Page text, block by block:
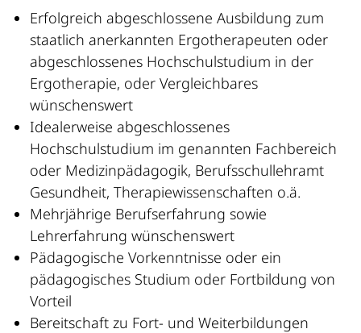
Erfolgreich abgeschlossene Ausbildung zum
staatlich anerkannten Ergotherapeuten oder
abgeschlossenes Hochschulstudium in der
Ergotherapie, oder Vergleichbares
wünschenswert
Idealerweise abgeschlossenes
Hochschulstudium im genannten Fachbereich
oder Medizinpädagogik, Berufsschullehramt
Gesundheit, Therapiewissenschaften o.ä.
Mehrjährige Berufserfahrung sowie
Lehrerfahrung wünschenswert
Pädagogische Vorkenntnisse oder ein
pädagogisches Studium oder Fortbildung von
Vorteil
Bereitschaft zu Fort- und Weiterbildungen